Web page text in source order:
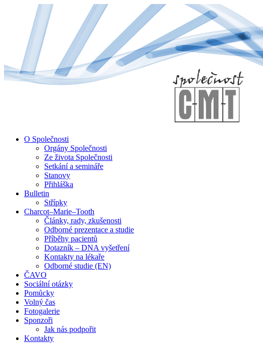
Content
O Společnosti
Orgány Společnosti
Ze života Společnosti
Setkání a semináře
Stanovy
Přihláška
Bulletin
Střípky
Charcot–Marie–Tooth
Články, rady, zkušenosti
Odborné prezentace a studie
Příběhy pacientů
Dotazník – DNA vyšetření
Kontakty na lékaře
Odborné studie (EN)
ČAVO
Sociální otázky
Pomůcky
Volný čas
Fotogalerie
Sponzoři
Jak nás podpořit
Kontakty